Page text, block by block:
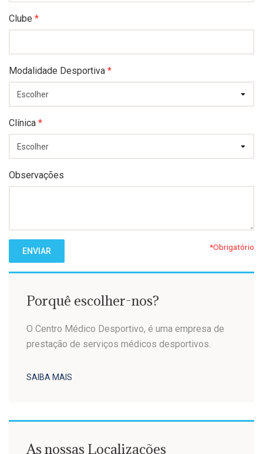
Clube *
Modalidade Desportiva *
Clínica *
Observações
ENVIAR *Obrigatório
Porquê escolher-nos?
O Centro Médico Desportivo, é uma empresa de
prestação de serviços médicos desportivos.
SAIBA MAIS
As nossas Localizações